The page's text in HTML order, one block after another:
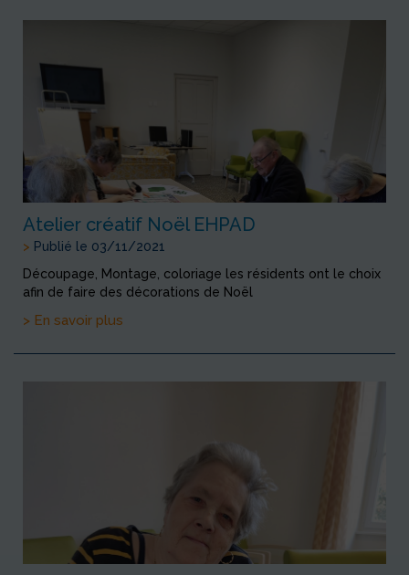
Atelier créatif Noël EHPAD
> Publié le 03/11/2021
Découpage, Montage, coloriage les résidents ont le choix
afin de faire des décorations de Noël
> En savoir plus